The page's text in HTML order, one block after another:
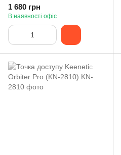
(KN-1721)
1 680 грн
В наявності офіс